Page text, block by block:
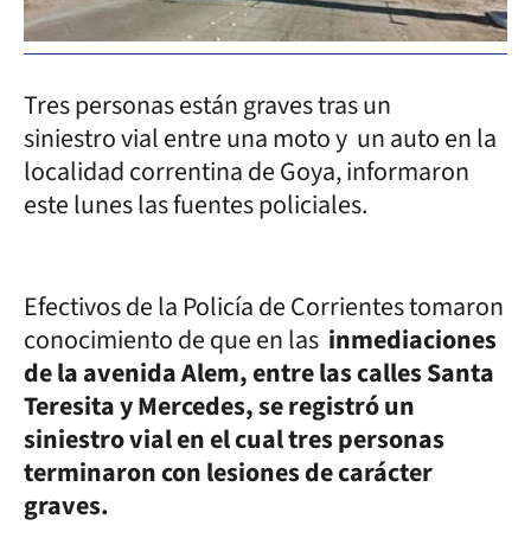
Tres personas están graves tras un
siniestro vial entre una moto y un auto en la
localidad correntina de Goya, informaron
este lunes las fuentes policiales.
Efectivos de la Policía de Corrientes tomaron
conocimiento de que en las inmediaciones
de la avenida Alem, entre las calles Santa
Teresita y Mercedes, se registró un
siniestro vial en el cual tres personas
terminaron con lesiones de carácter
graves.